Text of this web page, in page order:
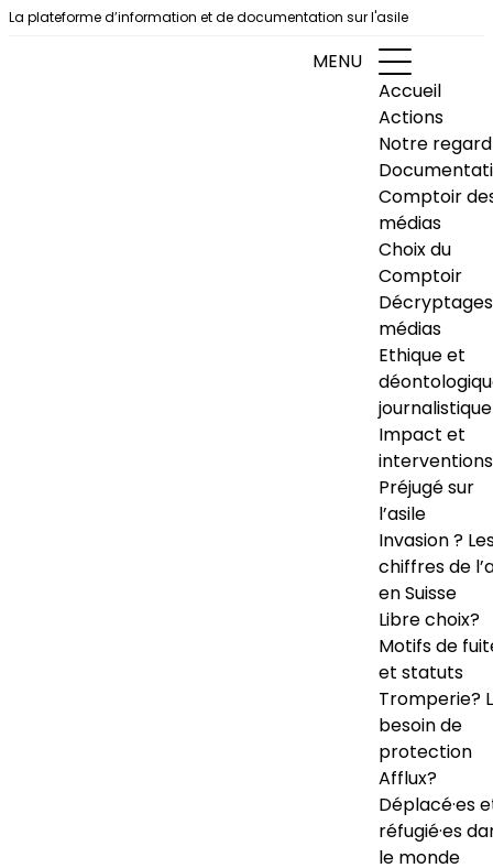
Aller au contenu
La plateforme d’information et de documentation sur l'asile
MENU
Accueil
Actions
Notre regard
Comptoir
médias
Choix du
Comptoir
Décryptages
médias
Ethique et
journalistique
Impact et
interventions
Préjugé sur
l’asile
Invasion ?
chiffres de
en Suisse
Libre choix?
Motifs de
et statuts
Tromperie?
besoin de
protection
Afflux?
Déplacé·es
réfugié·es
le monde